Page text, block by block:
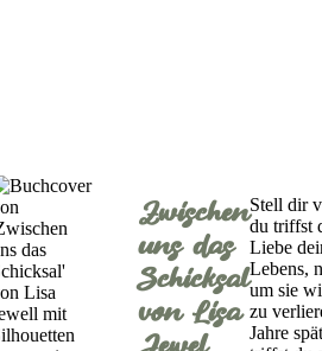
Zwischen
uns das
Schicksal
von Lisa
Stell dir
du triffst
Liebe
Lebens,
um sie
zu
Jahre